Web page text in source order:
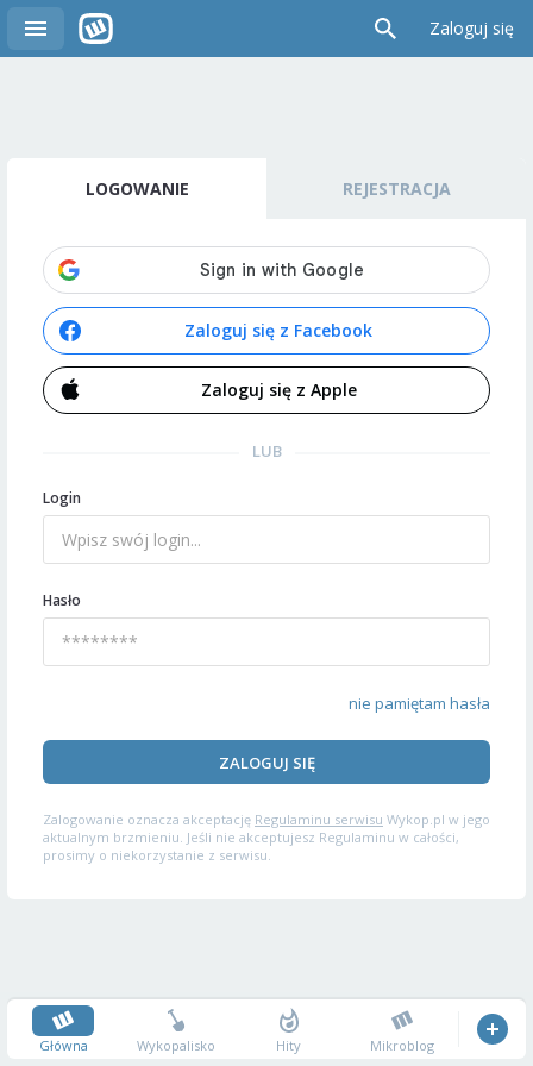
Zaloguj się
LOGOWANIE REJESTRACJA
Zaloguj się z Facebook
Zaloguj się z Apple
LUB
Login
Hasło
nie pamiętam hasła
ZALOGUJ SIĘ
Zalogowanie oznacza akceptację Regulaminu serwisu Wykop.pl w jego
aktualnym brzmieniu. Jeśli nie akceptujesz Regulaminu w całości,
prosimy o niekorzystanie z serwisu.
Główna Wykopalisko Hity Mikroblog